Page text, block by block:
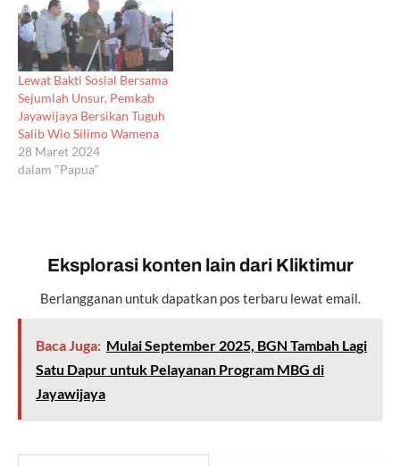
Lewat Bakti Sosial Bersama
Sejumlah Unsur, Pemkab
Jayawijaya Bersikan Tuguh
Salib Wio Silimo Wamena
28 Maret 2024
dalam "Papua"
Eksplorasi konten lain dari Kliktimur
Berlangganan untuk dapatkan pos terbaru lewat email.
Baca Juga: Mulai September 2025, BGN Tambah Lagi
Satu Dapur untuk Pelayanan Program MBG di
Jayawijaya
Ketikkan email Anda...